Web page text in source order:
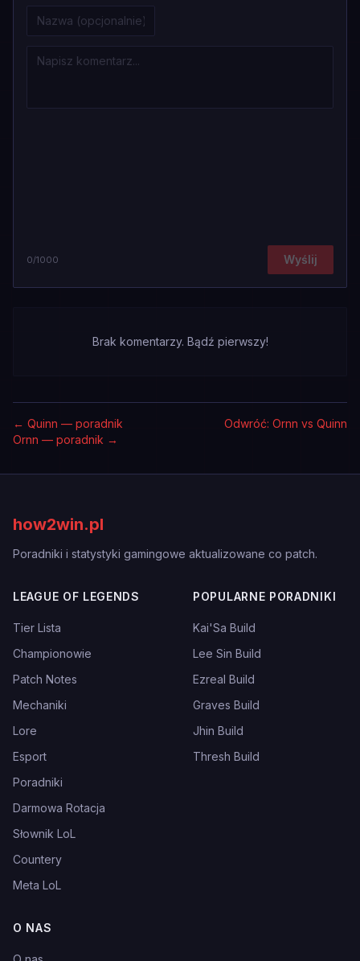
0/1000 Wyślij
Brak komentarzy. Bądź pierwszy!
← Quinn — poradnik
Odwróć: Ornn vs Quinn
Ornn — poradnik →
how2win.pl
Poradniki i statystyki gamingowe aktualizowane co patch.
LEAGUE OF LEGENDS
Tier Lista
Championowie
Patch Notes
Mechaniki
Lore
Esport
Poradniki
Darmowa Rotacja
Słownik LoL
Countery
Meta LoL
POPULARNE PORADNIKI
Kai'Sa Build
Lee Sin Build
Ezreal Build
Graves Build
Jhin Build
Thresh Build
O NAS